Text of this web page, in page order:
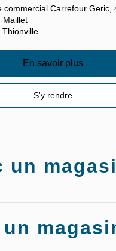
commercial Carrefour Geric,
Maillet
Thionville
En savoir plus
S'y rendre